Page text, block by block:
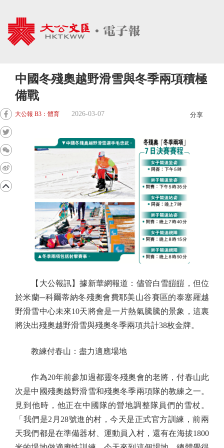
中國冬殘奧越野滑雪與冬季兩項積極
備戰
大公報 B3：體育 2026-03-07 分享
【大公報訊】據新華網報道：儘管白雪皚皚，但位
於米蘭─科爾蒂納冬殘奧會費耶美山谷賽區的泰塞羅越
野滑雪中心未來10天將會是一片熱氣騰騰的景象，這裏
將決出殘奧越野滑雪與殘奧冬季兩項共計38枚金牌。
教練付春山：盡力適應場地
作為20年前參加過都靈冬殘奧會的老將，付春山此
次是中國殘奧越野滑雪和殘奧冬季兩項隊的教練之一。
見到他時，他正在中國隊的營地調整隊員們的雪杖。
「我們是2月28號進的村，今天是正式官方訓練，前兩
天我們都是在準備器材、運動員入村，還有在海拔1800